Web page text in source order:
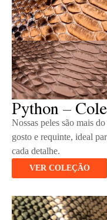
Python –
Nossas peles são mais
gosto e requinte, ideal
cada detalhe.
VER COLEÇÃO